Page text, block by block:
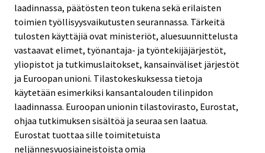
laadinnassa, päätösten teon tukena sekä erilaisten
toimien työllisyysvaikutusten seurannassa. Tärkeitä
tulosten käyttäjiä ovat ministeriöt, aluesuunnittelusta
vastaavat elimet, työnantaja- ja työntekijäjärjestöt,
yliopistot ja tutkimuslaitokset, kansainväliset järjestöt
ja Euroopan unioni. Tilastokeskuksessa tietoja
käytetään esimerkiksi kansantalouden tilinpidon
laadinnassa. Euroopan unionin tilastovirasto, Eurostat,
ohjaa tutkimuksen sisältöä ja seuraa sen laatua.
Eurostat tuottaa sille toimitetuista
neljännesvuosiaineistoista omia